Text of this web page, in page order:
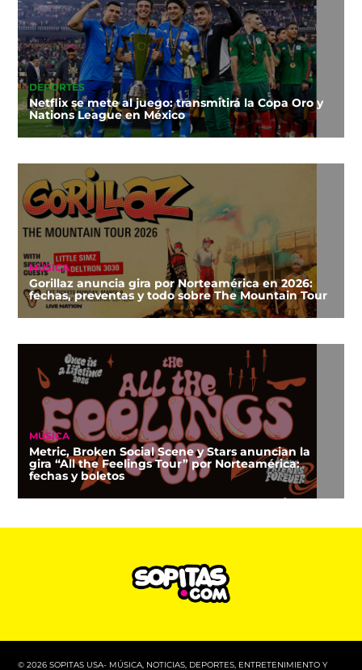
DEPORTES
Netflix se mete al juego: transmitirá la Copa Oro y
Nations League en México
MÚSICA
Gorillaz anuncia gira por Norteamérica en 2026:
fechas, preventas y todo sobre The Mountain Tour
MÚSICA
Metric, Broken Social Scene y Stars anuncian la
gira “All the Feelings Tour” por Norteamérica:
fechas y boletos
© 2026 SOPITAS USA- MÚSICA, NOTICIAS, DEPORTES, ENTRETENIMIENTO Y